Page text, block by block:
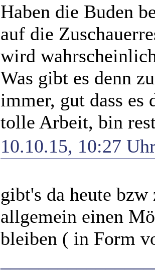
Haben die Buden
auf die
wird
Was gibt es denn
immer, gut dass es
tolle Arbeit, bin
10.10.15, 10:27
gibt's da heute
allgemein einen
bleiben ( in Form